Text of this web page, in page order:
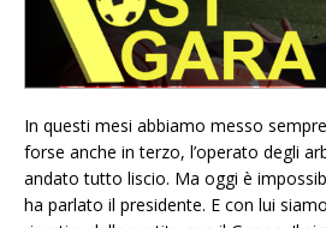
In questi mesi abbiamo messo
forse anche in terzo, l’operato degli
andato tutto liscio. Ma oggi è
ha parlato il presidente. E con lui